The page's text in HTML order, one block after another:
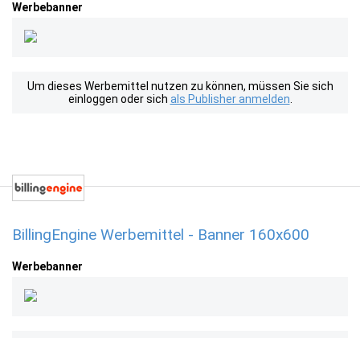
Werbebanner
Um dieses Werbemittel nutzen zu können, müssen Sie sich
einloggen oder sich als Publisher anmelden
BillingEngine Werbemittel - Banner 160x600
Werbebanner